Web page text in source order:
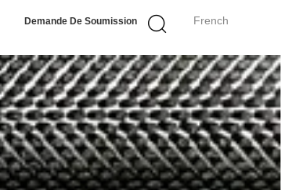
French
Demande De Soumission